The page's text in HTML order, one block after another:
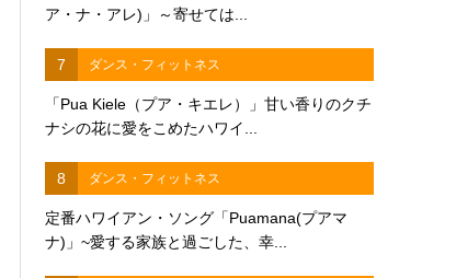
ア・ナ・アレ)」～寄せては...
7 ダンス・フィットネス
「Pua Kiele（プア・キエレ）」甘い香りのクチ
ナシの花に愛をこめたハワイ...
8 ダンス・フィットネス
定番ハワイアン・ソング「Puamana(プアマ
ナ)」~愛する家族と過ごした、幸...